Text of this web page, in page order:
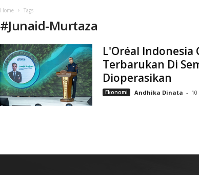
Home Tags
#Junaid-Murtaza
L'Oréal Indonesia
Terbarukan Di
Dioperasikan
Ekonomi Andhika Dinata -